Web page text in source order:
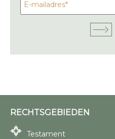
RECHTSGEBIEDEN
Testament